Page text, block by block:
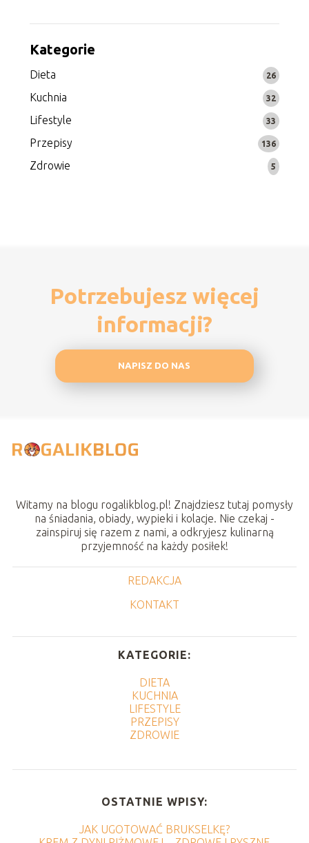
Kategorie
Dieta 26
Kuchnia 32
Lifestyle 33
Przepisy 136
Zdrowie 5
Potrzebujesz więcej
informacji?
NAPISZ DO NAS
Witamy na blogu rogalikblog.pl! Znajdziesz tutaj pomysły
na śniadania, obiady, wypieki i kolacje. Nie czekaj -
zainspiruj się razem z nami, a odkryjesz kulinarną
przyjemność na każdy posiłek!
REDAKCJA
KONTAKT
KATEGORIE:
DIETA
KUCHNIA
LIFESTYLE
PRZEPISY
ZDROWIE
OSTATNIE WPISY:
JAK UGOTOWAĆ BRUKSELKĘ?